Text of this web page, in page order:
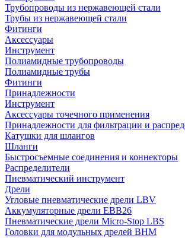
Трубопроводы из нержавеющей стали
Трубы из нержавеющей стали
Фитинги
Аксессуары
Инструмент
Полиамидные трубопроводы
Полиамидные трубы
Фитинги
Принадлежности
Инструмент
Аксессуары точечного применения
Принадлежности для фильтрации и
Катушки для шлангов
Шланги
Быстросъемные соединения и коннекторы
Распределители
Пневматический инструмент
Дрели
Угловые пневматические дрели LBV
Аккумуляторные дрели EBB26
Пневматические дрели Micro-Stop LBS
Головки для модульных дрелей BHM